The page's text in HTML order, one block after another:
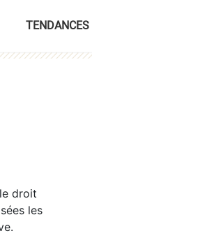
TENDANCES
droit
les